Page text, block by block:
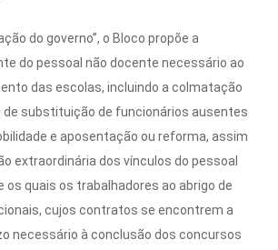
do governo”, o Bloco propõe a
do pessoal não docente necessário ao
das escolas, incluindo a colmatação
de substituição de funcionários ausentes
e aposentação ou reforma, assim
extraordinária dos vínculos do pessoal
os quais os trabalhadores ao abrigo de
cujos contratos se encontrem a
necessário à conclusão dos concursos